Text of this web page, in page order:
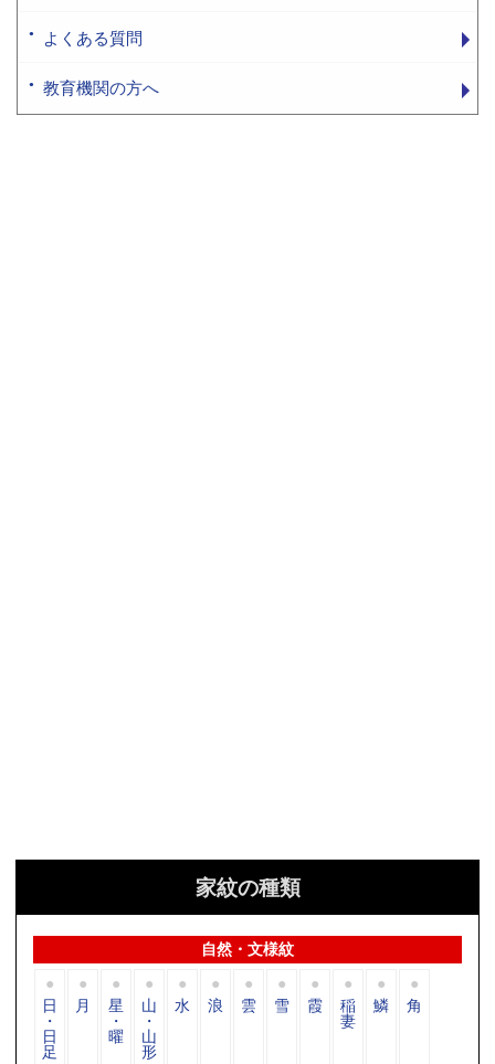
よくある質問
教育機関の方へ
家紋の種類
自然・文様紋
日
・
日
足
月 星
・
曜
山
・
山
形
水 浪 雲 雪 霞 稲
妻
鱗 角